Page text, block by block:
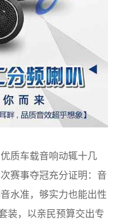
质车载音响动辄十几
赛事夺冠充分证明：音
水准，够实力也能出性
装，以亲民预算交出专